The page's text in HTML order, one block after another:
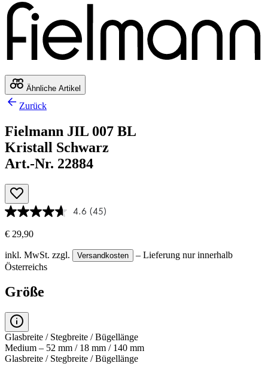
Ähnliche Artikel
Zurück
Fielmann JIL 007 BL
Kristall Schwarz
Art.-Nr. 22884
4.6 (45)
€ 29,90
inkl. MwSt. zzgl. Versandkosten
– Lieferung nur innerhalb
Österreichs
Größe
Glasbreite / Stegbreite / Bügellänge
Medium – 52 mm / 18 mm / 140 mm
Glasbreite / Stegbreite / Bügellänge